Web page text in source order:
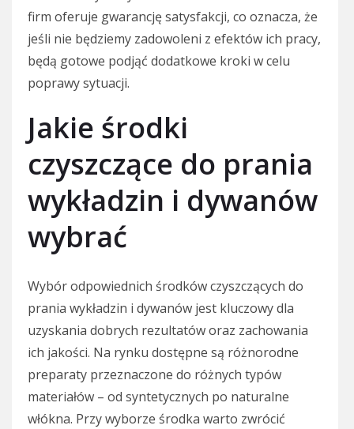
firm oferuje gwarancję satysfakcji, co oznacza, że
jeśli nie będziemy zadowoleni z efektów ich pracy,
będą gotowe podjąć dodatkowe kroki w celu
poprawy sytuacji.
Jakie środki
czyszczące do prania
wykładzin i dywanów
wybrać
Wybór odpowiednich środków czyszczących do
prania wykładzin i dywanów jest kluczowy dla
uzyskania dobrych rezultatów oraz zachowania
ich jakości. Na rynku dostępne są różnorodne
preparaty przeznaczone do różnych typów
materiałów – od syntetycznych po naturalne
włókna. Przy wyborze środka warto zwrócić